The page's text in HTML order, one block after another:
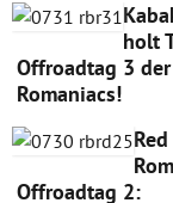
holt
Offroadtag 3
Romaniacs!
Offroadtag 2: